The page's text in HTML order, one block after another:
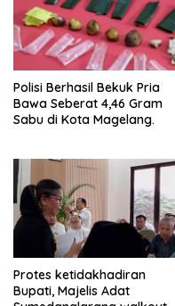
Polisi Berhasil Bekuk Pria
Bawa Seberat 4,46 Gram
Sabu di Kota Magelang.
Protes ketidakhadiran
Bupati, Majelis Adat